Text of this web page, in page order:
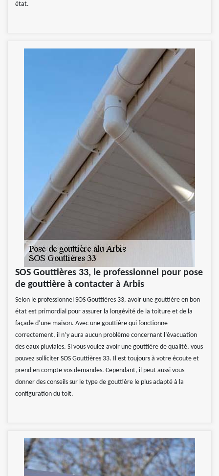
état.
SOS Gouttières 33, le professionnel pour pose
de gouttière à contacter à Arbis
Selon le professionnel SOS Gouttières 33, avoir une gouttière en bon
état est primordial pour assurer la longévité de la toiture et de la
façade d’une maison. Avec une gouttière qui fonctionne
correctement, il n’y aura aucun problème concernant l’évacuation
des eaux pluviales. Si vous voulez avoir une gouttière de qualité, vous
pouvez solliciter SOS Gouttières 33. Il est toujours à votre écoute et
prend en compte vos demandes. Cependant, il peut aussi vous
donner des conseils sur le type de gouttière le plus adapté à la
configuration du toit.